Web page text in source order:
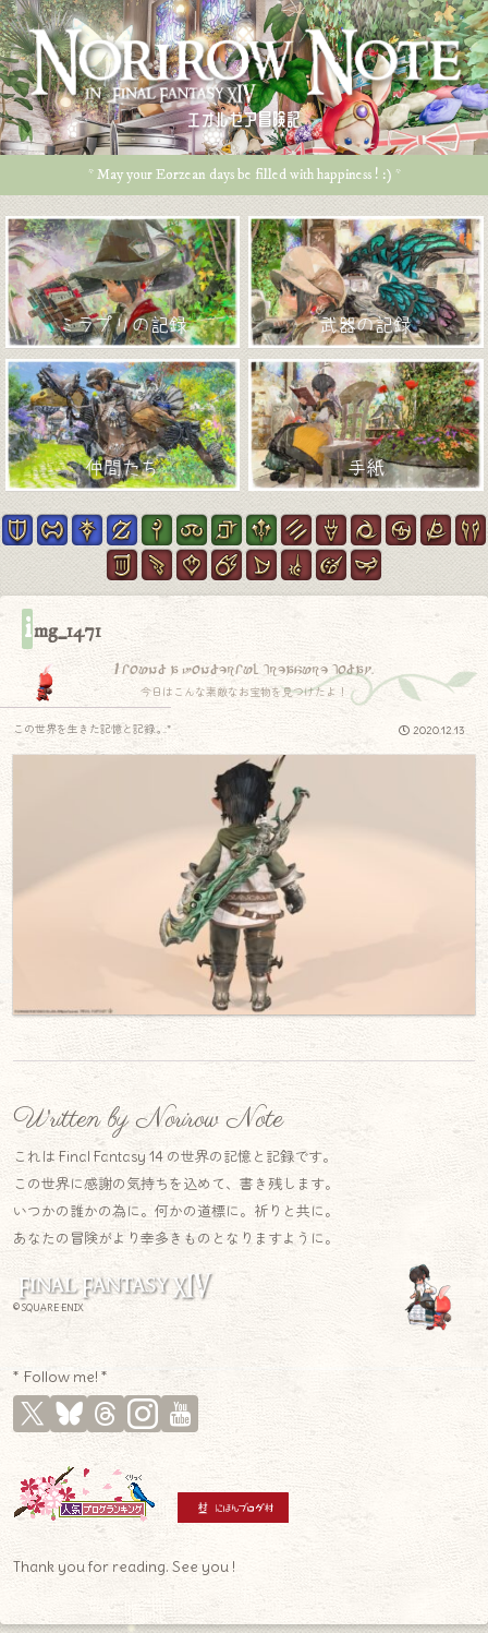
エオルゼア冒険記
* May your Eorzean days be filled with happiness ! :) *
ミラプリの記録 武器の記録
仲間たち 手紙
img_1471
I found a wonderful treasure today.
今日はこんな素敵なお宝物を見つけたよ！
2020.12.13
この世界を生きた記憶と記録.｡.:*
Written by Norirow Note
これは Final Fantasy 14 の世界の記憶と記録です。
この世界に感謝の気持ちを込めて、書き残します。
いつかの誰かの為に。何かの道標に。祈りと共に。
あなたの冒険がより幸多きものとなりますように。
© SQUARE ENIX
* Follow me! *
Thank you for reading. See you !